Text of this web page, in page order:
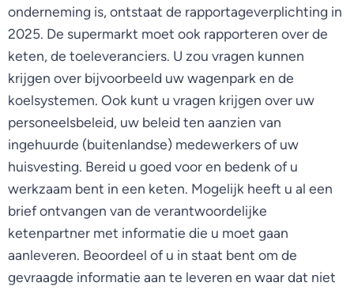
onderneming is, ontstaat de rapportageverplichting in
2025. De supermarkt moet ook rapporteren over de
keten, de toeleveranciers. U zou vragen kunnen
krijgen over bijvoorbeeld uw wagenpark en de
koelsystemen. Ook kunt u vragen krijgen over uw
personeelsbeleid, uw beleid ten aanzien van
ingehuurde (buitenlandse) medewerkers of uw
huisvesting. Bereid u goed voor en bedenk of u
werkzaam bent in een keten. Mogelijk heeft u al een
brief ontvangen van de verantwoordelijke
ketenpartner met informatie die u moet gaan
aanleveren. Beoordeel of u in staat bent om de
gevraagde informatie aan te leveren en waar dat niet